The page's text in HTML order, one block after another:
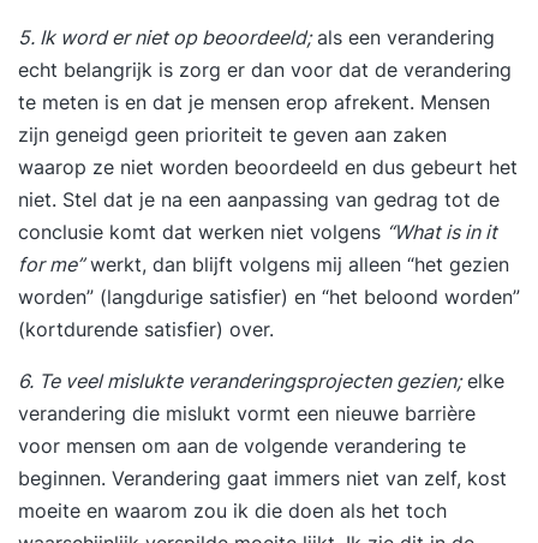
5. Ik word er niet op beoordeeld;als een verandering
echt belangrijk is zorg er dan voor dat de verandering
te meten is en dat je mensen erop afrekent. Mensen
zijn geneigd geen prioriteit te geven aan zaken
waarop ze niet worden beoordeeld en dus gebeurt het
niet. Stel dat je na een aanpassing van gedrag tot de
conclusie komt dat werken niet volgens “What is in it
for me”werkt, dan blijft volgens mij alleen “het gezien
worden” (langdurige satisfier) en “het beloond worden”
(kortdurende satisfier) over.
6. Te veel mislukte veranderingsprojecten gezien;elke
verandering die mislukt vormt een nieuwe barrière
voor mensen om aan de volgende verandering te
beginnen. Verandering gaat immers niet van zelf, kost
moeite en waarom zou ik die doen als het toch